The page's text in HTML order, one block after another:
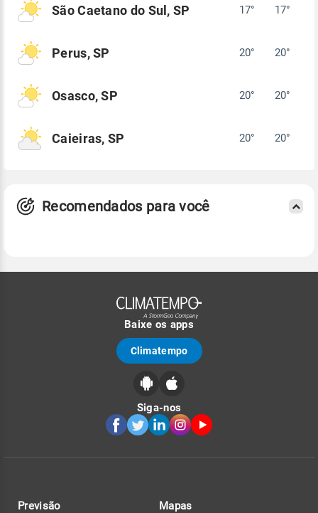
São Caetano do Sul, SP 17° 17°
Perus, SP 20° 20°
Osasco, SP 20° 20°
Caieiras, SP 20° 20°
Recomendados para você
Baixe os apps
Climatempo
Siga-nos
Previsão Mapas